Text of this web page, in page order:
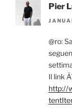
Pier
@ro:
Il link
http://